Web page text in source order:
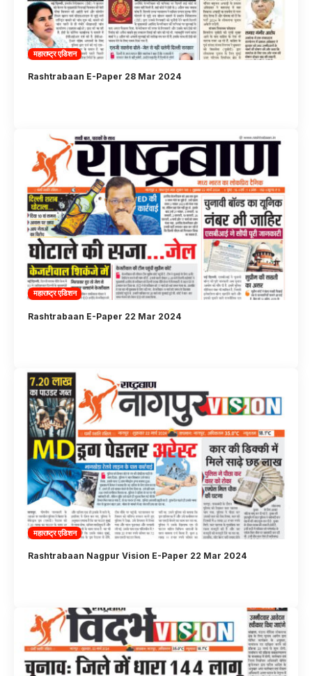
महाराष्ट्र एडिशन
Rashtrabaan E-Paper 28 Mar 2024
महाराष्ट्र एडिशन
Rashtrabaan E-Paper 22 Mar 2024
महाराष्ट्र एडिशन
Rashtrabaan Nagpur Vision E-Paper 22 Mar 2024